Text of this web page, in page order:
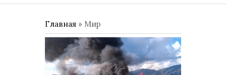
Главная » Мир